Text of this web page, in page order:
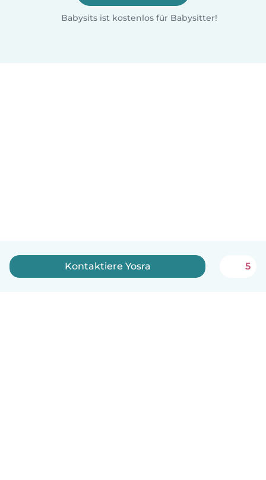
Babysits ist kostenlos für Babysitter!
Kontaktiere Yosra 5